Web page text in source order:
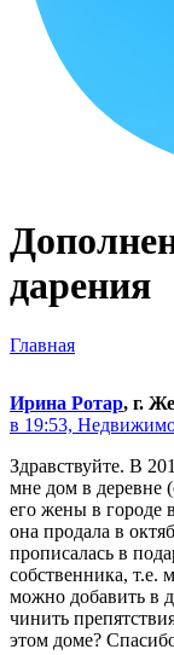
дарения
Главная
Ирина Ротар, г.
в 19:53,
Здравствуйте. В
мне дом в деревне
его жены в городе
она продала в
прописалась в
собственника, т.е.
можно добавить в
чинить
этом доме?